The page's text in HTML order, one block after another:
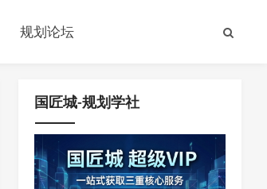
规划论坛
国匠城-规划学社